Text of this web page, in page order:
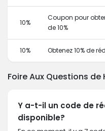
10%
Coupon pour
de 10%
10% Obtenez 10% de
Foire Aux Questions de
Y a-t-il un code de
disponible?